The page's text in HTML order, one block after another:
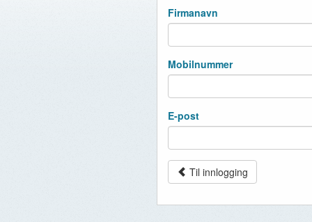
Firmanavn
Mobilnummer
E-post
Til innlogging